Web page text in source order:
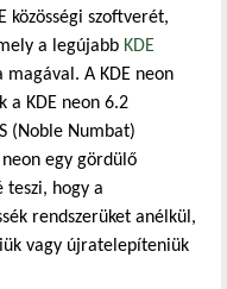
közösségi szoftverét,
hivatkozás)
a legújabb KDE
magával. A KDE neon
a KDE neon 6.2
(Noble Numbat)
egy gördülő
teszi, hogy a
rendszerüket anélkül,
vagy újratelepíteniük